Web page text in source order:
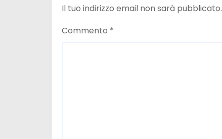
e
a
Il tuo indirizzo email non sarà pubblicato.
Commento *